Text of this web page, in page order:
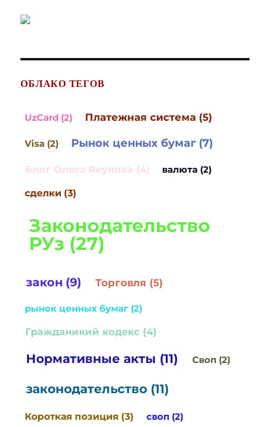
ОБЛАКО ТЕГОВ
UzCard (2) Платежная система (5)
Visa (2) Рынок ценных бумаг (7)
Блог Олега Якупова (4) валюта (2)
сделки (3)
Законодательство
РУз (27)
закон (9) Торговля (5)
рынок ценных бумаг (2)
Гражданикий кодекс (4)
Нормативные акты (11) Своп (2)
законодательство (11)
Короткая позиция (3) своп (2)